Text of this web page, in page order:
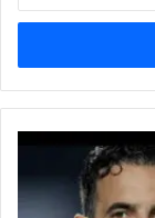
seu
de
email